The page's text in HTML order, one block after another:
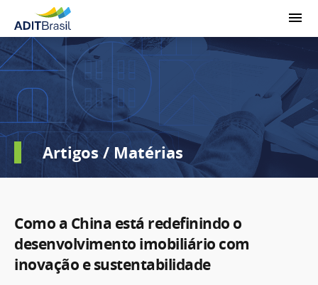
Artigos / Matérias
Como a China está redefinindo o
desenvolvimento imobiliário com
inovação e sustentabilidade